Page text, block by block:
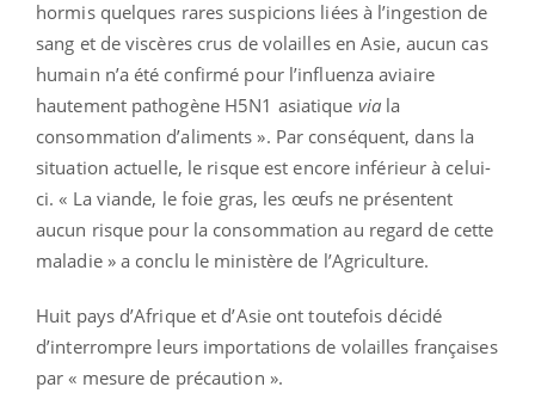
hormis quelques rares suspicions liées à l’ingestion de
sang et de viscères crus de volailles en Asie, aucun cas
humain n’a été confirmé pour l’influenza aviaire
hautement pathogène H5N1 asiatique via la
consommation d’aliments ». Par conséquent, dans la
situation actuelle, le risque est encore inférieur à celui-
ci. « La viande, le foie gras, les œufs ne présentent
aucun risque pour la consommation au regard de cette
maladie » a conclu le ministère de l’Agriculture.
Huit pays d’Afrique et d’Asie ont toutefois décidé
d’interrompre leurs importations de volailles françaises
par « mesure de précaution ».